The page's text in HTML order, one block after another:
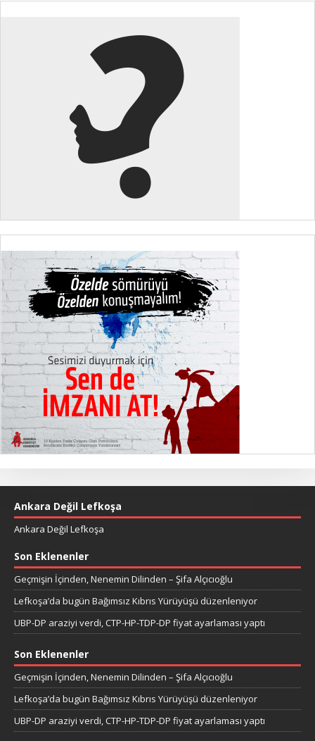
Ankara Değil Lefkoşa
Ankara Değil Lefkoşa
Son Eklenenler
Geçmişin İçinden, Nenemin Dilinden – Şifa Alçıcıoğlu
Lefkoşa’da bugün Bağımsız Kıbrıs Yürüyüşü düzenleniyor
UBP-DP araziyi verdi, CTP-HP-TDP-DP fiyat ayarlaması yaptı
Son Eklenenler
Geçmişin İçinden, Nenemin Dilinden – Şifa Alçıcıoğlu
Lefkoşa’da bugün Bağımsız Kıbrıs Yürüyüşü düzenleniyor
UBP-DP araziyi verdi, CTP-HP-TDP-DP fiyat ayarlaması yaptı